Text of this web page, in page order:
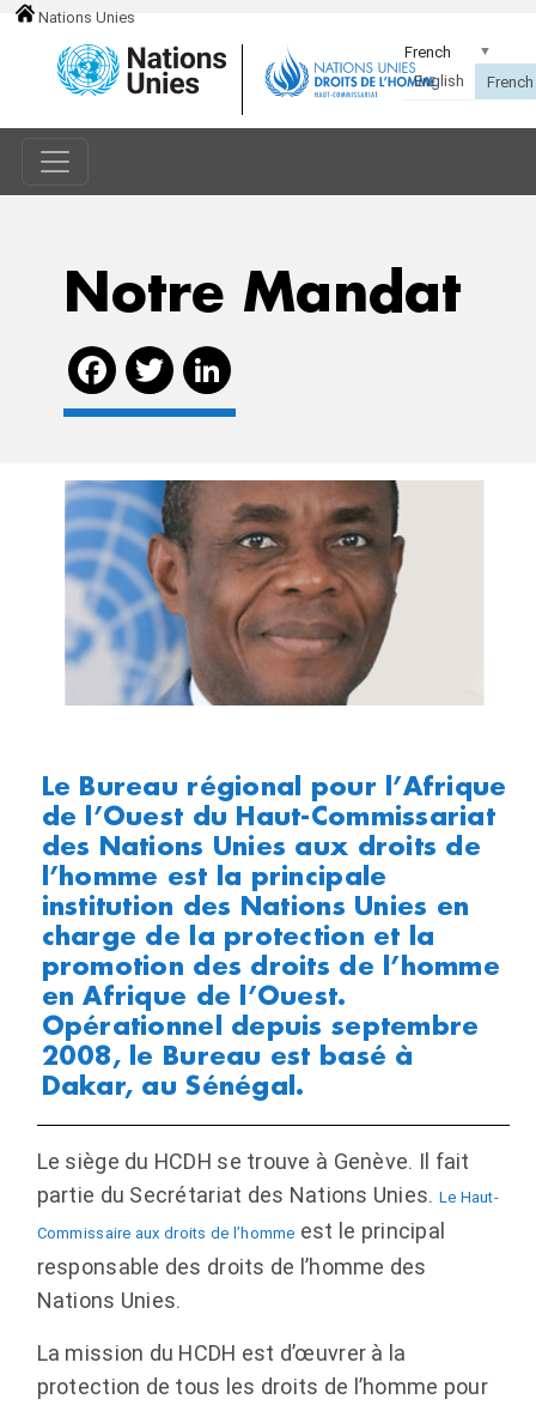
Nations Unies
Notre Mandat
Facebook
Twitter
LinkedIn
Le Bureau régional pour l’Afrique
de l’Ouest du Haut-Commissariat
des Nations Unies aux droits de
l’homme est la principale
institution des Nations Unies en
charge de la protection et la
promotion des droits de l’homme
en Afrique de l’Ouest.
Opérationnel depuis septembre
2008, le Bureau est basé à
Dakar, au Sénégal.
Le siège du HCDH se trouve à Genève. Il fait
partie du Secrétariat des Nations Unies. Le Haut-
Commissaire aux droits de l’homme est le principal
responsable des droits de l’homme des
Nations Unies.
La mission du HCDH est d’œuvrer à la
protection de tous les droits de l’homme pour